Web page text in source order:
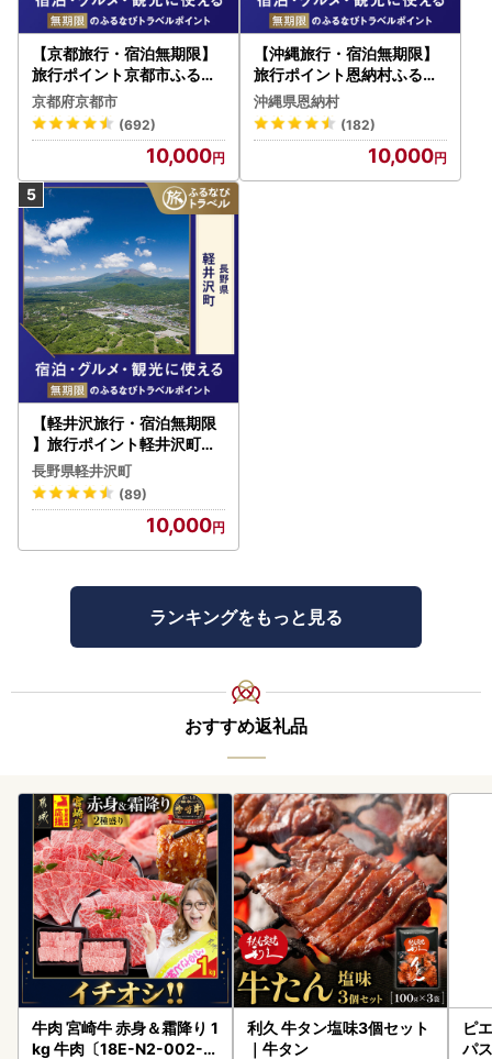
【京都旅行・宿泊無期限】
旅行ポイント京都市ふるな
びトラベルポイント
京都府京都市
(692)
10,000
【沖縄旅行・宿泊無期限】
旅行ポイント恩納村ふるな
びトラベルポイント
沖縄県恩納村
(182)
10,000
【軽井沢旅行・宿泊無期限
】旅行ポイント軽井沢町ふ
るなびトラベルポイント
長野県軽井沢町
(89)
10,000
ランキングをもっと見る
おすすめ返礼品
牛肉 宮崎牛 赤身＆霜降り 1
kg 牛肉〔18E-N2-002-1
利久 牛タン塩味3個セット
｜牛タン
ピ
パ